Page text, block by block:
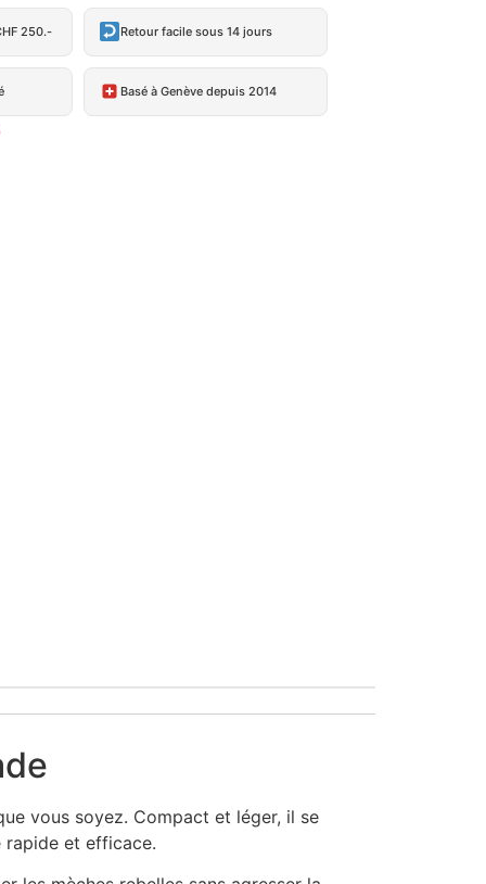
250.- Retour facile sous 14 jours
Basé à Genève depuis 2014
vous soyez. Compact et léger, il se
rapide et efficace.